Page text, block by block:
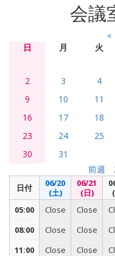
会議
«
日
月 火
2
3 4
9
10 11
16
17 18
23
24 25
30
31
前週
日付
06/20
(土)
06/21
(日)
05:00
Close Close
08:00
Close Close
11:00
Close Close